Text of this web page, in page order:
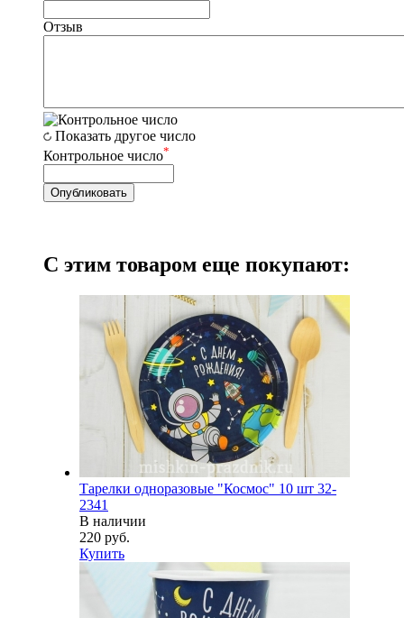
Отзыв
Показать другое число
Контрольное число*
С этим товаром еще покупают:
Тарелки одноразовые "Космос" 10 шт 32-
2341
В наличии
220 руб.
Купить